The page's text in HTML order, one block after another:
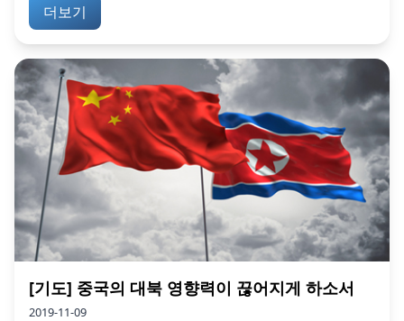
더보기
[기도] 중국의 대북 영향력이 끊어지게 하소서
2019-11-09